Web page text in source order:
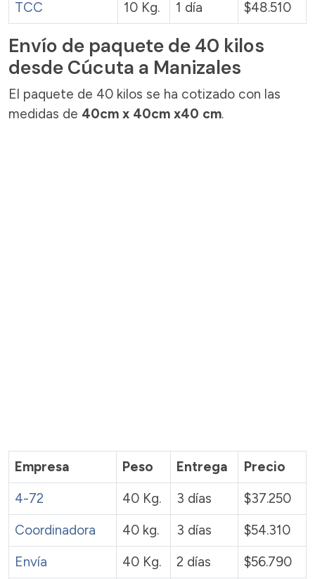
TCC 10 Kg. 1 día $48.510
Envío de paquete de 40 kilos
desde Cúcuta a Manizales
El paquete de 40 kilos se ha cotizado con las
medidas de 40cm x 40cm x40 cm.
Empresa Peso Entrega
Precio
4-72
40 Kg. 3 días
$37.250
Coordinadora
40 kg. 3 días
$54.310
Envía
40 Kg. 2 días
$56.790